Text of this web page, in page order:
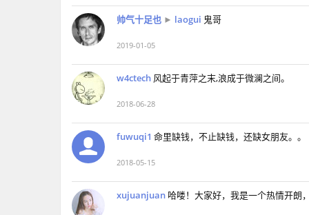
帅气十足也 ► laogui 鬼哥
2019-01-05
w4ctech 风起于青萍之末,浪成于微澜之间。
2018-06-28
fuwuqi1 命里缺钱，不止缺钱，还缺女朋友。。
2018-05-15
xujuanjuan 哈喽！大家好，我是一个热情开朗